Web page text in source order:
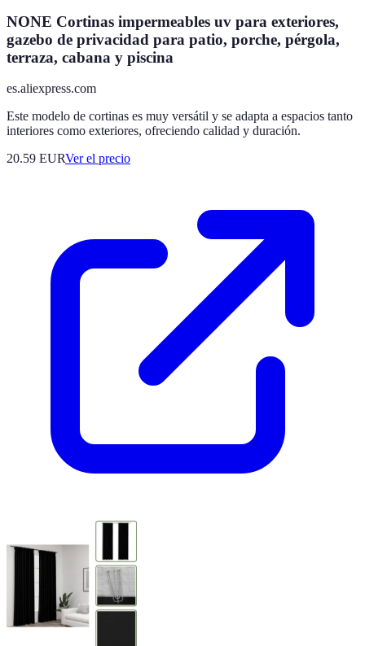
NONE Cortinas impermeables uv para exteriores,
gazebo de privacidad para patio, porche, pérgola,
terraza, cabana y piscina
es.aliexpress.com
Este modelo de cortinas es muy versátil y se adapta a espacios tanto
interiores como exteriores, ofreciendo calidad y duración.
20.59 EURVer el precio